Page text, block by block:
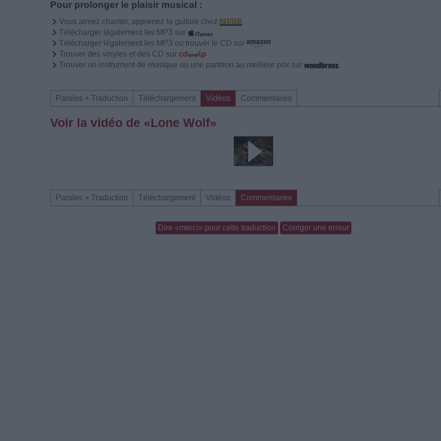
Pour prolonger le plaisir musical :
Vous aimez chanter, apprenez la guitare chez
Télécharger légalement les MP3 sur
Télécharger légalement les MP3 ou trouver le CD sur
Trouver des vinyles et des CD sur
Trouver un instrument de musique ou une partition au meilleur prix sur
Paroles + Traduction Téléchargement Vidéos Commentaires
Voir la vidéo de «Lone Wolf»
Paroles + Traduction Téléchargement Vidéos Commentaires
Dire «merci» pour cette traduction Corriger une erreur